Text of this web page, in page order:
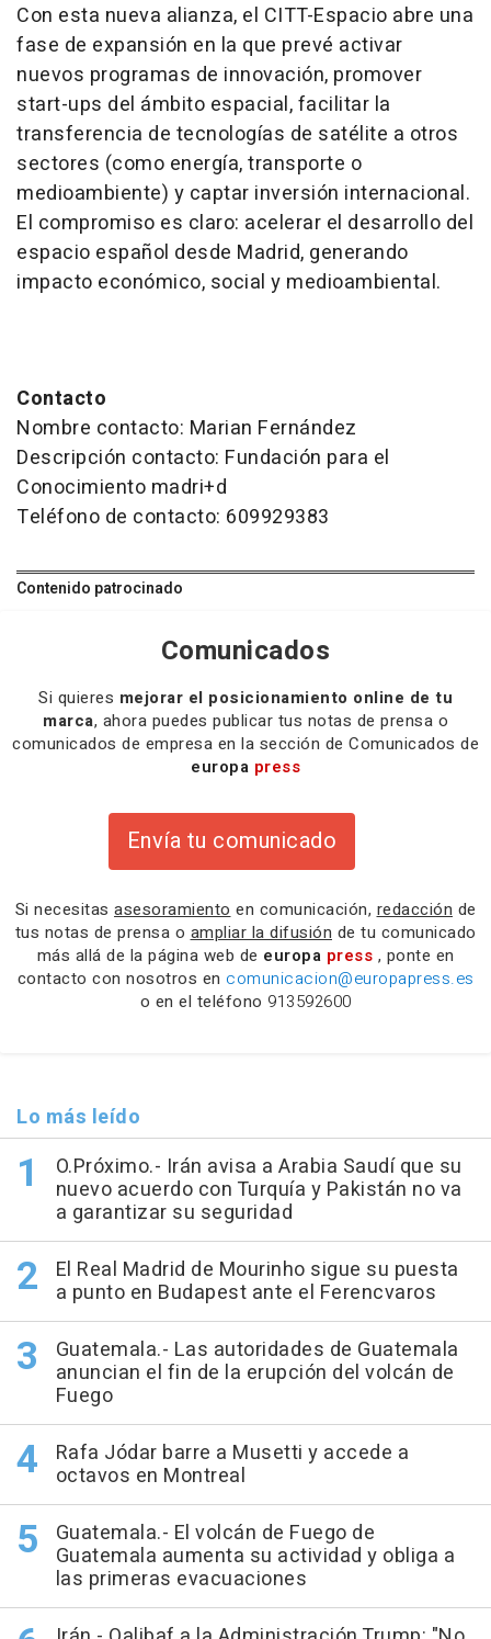
Con esta nueva alianza, el CITT-Espacio abre una
fase de expansión en la que prevé activar
nuevos programas de innovación, promover
start-ups del ámbito espacial, facilitar la
transferencia de tecnologías de satélite a otros
sectores (como energía, transporte o
medioambiente) y captar inversión internacional.
El compromiso es claro: acelerar el desarrollo del
espacio español desde Madrid, generando
impacto económico, social y medioambiental.
Contacto
Nombre contacto: Marian Fernández
Descripción contacto: Fundación para el
Conocimiento madri+d
Teléfono de contacto: 609929383
Contenido patrocinado
Comunicados
Si quieres mejorar el posicionamiento online de tu
marca, ahora puedes publicar tus notas de prensa o
comunicados de empresa en la sección de Comunicados de
europa press
Envía tu comunicado
Si necesitas asesoramiento en comunicación, redacción de
tus notas de prensa o ampliar la difusión de tu comunicado
más allá de la página web de europa press , ponte en
contacto con nosotros en comunicacion@europapress.es
o en el teléfono 913592600
Lo más leído
O.Próximo.- Irán avisa a Arabia Saudí que su
nuevo acuerdo con Turquía y Pakistán no va
a garantizar su seguridad
El Real Madrid de Mourinho sigue su puesta
a punto en Budapest ante el Ferencvaros
Guatemala.- Las autoridades de Guatemala
anuncian el fin de la erupción del volcán de
Fuego
Rafa Jódar barre a Musetti y accede a
octavos en Montreal
Guatemala.- El volcán de Fuego de
Guatemala aumenta su actividad y obliga a
las primeras evacuaciones